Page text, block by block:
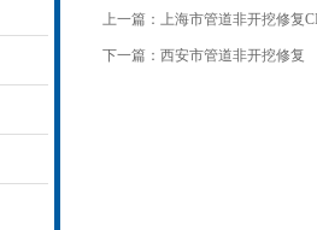
上一篇： 上海市管道非开挖修复
下一篇： 西安市管道非开挖修复